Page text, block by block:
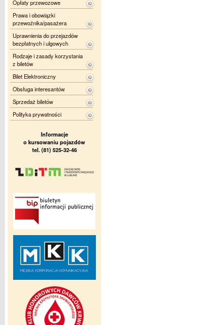
Opłaty przewozowe
Prawa i obowiązki
przewoźnika/pasażera
Uprawnienia do przejazdów
bezpłatnych i ulgowych
Rodzaje i zasady korzystania
z biletów
Bilet Elektroniczny
Obsługa interesantów
Sprzedaż biletów
Polityka prywatności
Informacje
o kursowaniu pojazdów
tel. (81) 525-32-46